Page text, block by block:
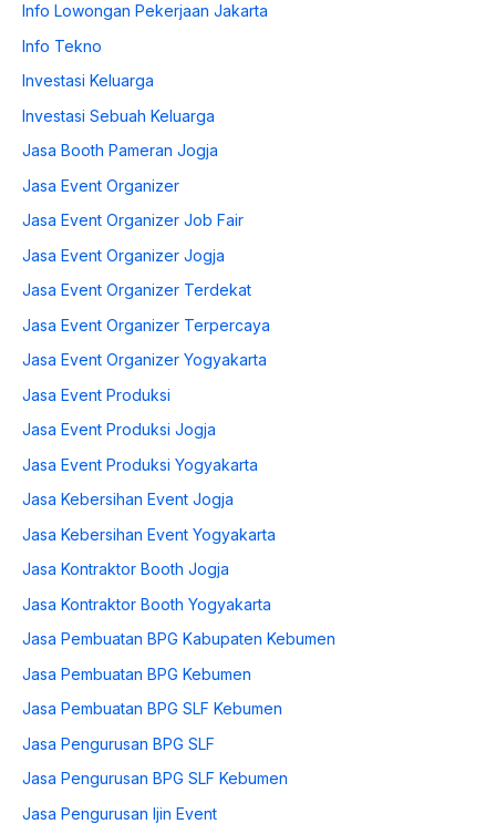
Info Lowongan Pekerjaan Jakarta
Info Tekno
Investasi Keluarga
Investasi Sebuah Keluarga
Jasa Booth Pameran Jogja
Jasa Event Organizer
Jasa Event Organizer Job Fair
Jasa Event Organizer Jogja
Jasa Event Organizer Terdekat
Jasa Event Organizer Terpercaya
Jasa Event Organizer Yogyakarta
Jasa Event Produksi
Jasa Event Produksi Jogja
Jasa Event Produksi Yogyakarta
Jasa Kebersihan Event Jogja
Jasa Kebersihan Event Yogyakarta
Jasa Kontraktor Booth Jogja
Jasa Kontraktor Booth Yogyakarta
Jasa Pembuatan BPG Kabupaten Kebumen
Jasa Pembuatan BPG Kebumen
Jasa Pembuatan BPG SLF Kebumen
Jasa Pengurusan BPG SLF
Jasa Pengurusan BPG SLF Kebumen
Jasa Pengurusan Ijin Event